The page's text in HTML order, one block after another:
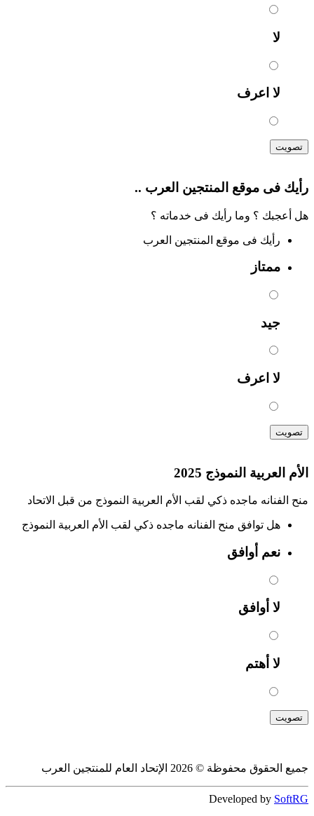
لا
لا اعرف
تصويت
رأيك فى موقع المنتجين العرب ..
هل أعجبك ؟ وما رأيك فى خدماته ؟
رأيك فى موقع المنتجين العرب
ممتاز
جيد
لا اعرف
تصويت
الأم العربية النموذج 2025
منح الفنانه ماجده ذكي لقب الأم العربية النموذج من قبل الاتحاد
هل توافق منح الفنانه ماجده ذكي لقب الأم العربية النموذج
نعم أوافق
لا أوافق
لا أهتم
تصويت
جميع الحقوق محفوظة © 2026 الإتحاد العام للمنتجين العرب
Developed by SoftRG